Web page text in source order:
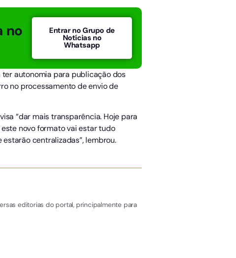
no Entrar no Grupo de
Notícias no
Whatsapp
autonomia para publicação dos
no processamento de envio de
“dar mais transparência. Hoje para
novo formato vai estar tudo
centralizadas”, lembrou.
editorias do portal, principalmente para